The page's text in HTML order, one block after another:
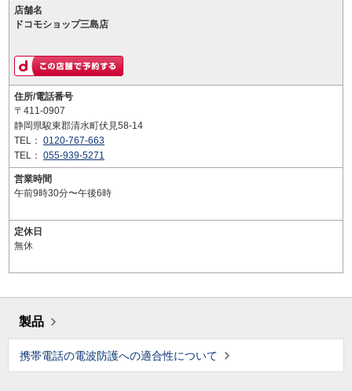
店舗名
ドコモショップ三島店
住所/電話番号
〒411-0907
静岡県駿東郡清水町伏見58-14
TEL： 0120-767-663
TEL： 055-939-5271
営業時間
午前9時30分〜午後6時
定休日
無休
製品
携帯電話の電波防護への適合性について